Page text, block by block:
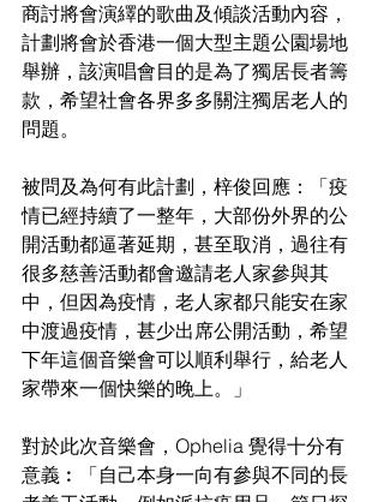
商討將會演繹的歌曲及傾談活動內容，
計劃將會於香港一個大型主題公園場地
舉辦，該演唱會目的是為了獨居長者籌
款，希望社會各界多多關注獨居老人的
問題。
被問及為何有此計劃，梓俊回應：「疫
情已經持續了一整年，大部份外界的公
開活動都逼著延期，甚至取消，過往有
很多慈善活動都會邀請老人家參與其
中，但因為疫情，老人家都只能安在家
中渡過疫情，甚少出席公開活動，希望
下年這個音樂會可以順利舉行，給老人
家帶來一個快樂的晚上。」
對於此次音樂會，Ophelia 覺得十分有
意義︰「自己本身一向有參與不同的長